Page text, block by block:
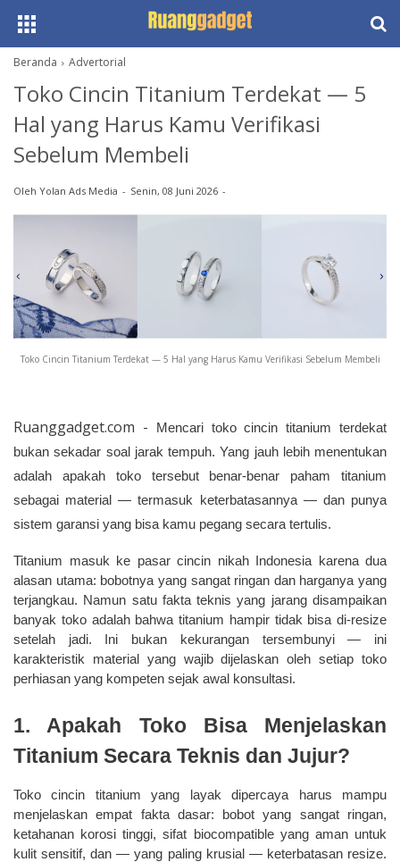
Beranda Advertorial
Toko Cincin Titanium Terdekat — 5
Hal yang Harus Kamu Verifikasi
Sebelum Membeli
Oleh Yolan Ads Media Senin, 08 Juni 2026
Toko Cincin Titanium Terdekat — 5 Hal yang Harus Kamu Verifikasi Sebelum Membeli
Ruanggadget.com -
Mencari toko cincin titanium terdekat
bukan sekadar soal jarak tempuh. Yang jauh lebih menentukan
adalah apakah toko tersebut benar-benar paham titanium
sebagai material — termasuk keterbatasannya — dan punya
sistem garansi yang bisa kamu pegang secara tertulis.
Titanium masuk ke pasar cincin nikah Indonesia karena dua
alasan utama: bobotnya yang sangat ringan dan harganya yang
terjangkau. Namun satu fakta teknis yang jarang disampaikan
banyak toko adalah bahwa titanium hampir tidak bisa di-resize
setelah jadi. Ini bukan kekurangan tersembunyi — ini
karakteristik material yang wajib dijelaskan oleh setiap toko
perhiasan yang kompeten sejak awal konsultasi.
1. Apakah Toko Bisa Menjelaskan
Titanium Secara Teknis dan Jujur?
Toko cincin titanium yang layak dipercaya harus mampu
menjelaskan empat fakta dasar: bobot yang sangat ringan,
ketahanan korosi tinggi, sifat biocompatible yang aman untuk
kulit sensitif, dan — yang paling krusial — keterbatasan resize.